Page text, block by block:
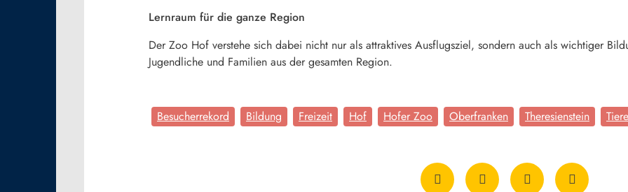
Lernraum für die ganze Region
Der Zoo Hof verstehe sich dabei nicht nur als attraktives Ausflugsziel, sondern auch als wichtiger
Jugendliche und Familien aus der gesamten Region.
Besucherrekord Bildung Freizeit Hof Hofer Zoo Oberfranken Theresienstein Tiere